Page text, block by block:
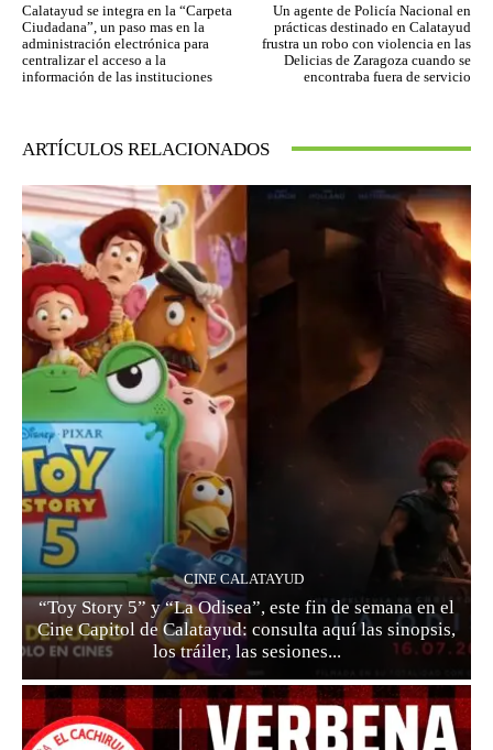
Calatayud se integra en la “Carpeta
Ciudadana”, un paso mas en la
administración electrónica para
centralizar el acceso a la
información de las instituciones
Un agente de Policía Nacional en
prácticas destinado en Calatayud
frustra un robo con violencia en las
Delicias de Zaragoza cuando se
encontraba fuera de servicio
ARTÍCULOS RELACIONADOS
CINE CALATAYUD
“Toy Story 5” y “La Odisea”, este fin de semana en el
Cine Capitol de Calatayud: consulta aquí las sinopsis,
los tráiler, las sesiones...